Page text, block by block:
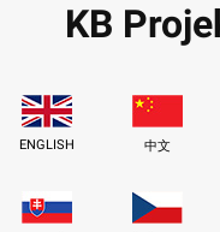
KB
ENGLISH 中文